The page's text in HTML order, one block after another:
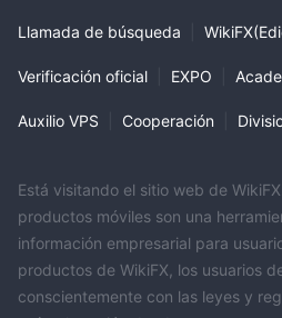
Llamada de búsqueda
Verificación oficial EXPO
Auxilio VPS Cooperación
Está visitando el sitio web de
productos móviles son una
información empresarial para
productos de WikiFX, los usuarios
conscientemente con las leyes y